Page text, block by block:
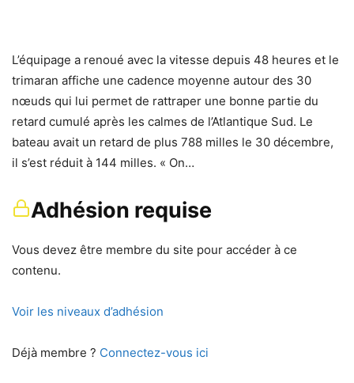
L’équipage a renoué avec la vitesse depuis 48 heures et le
trimaran affiche une cadence moyenne autour des 30
nœuds qui lui permet de rattraper une bonne partie du
retard cumulé après les calmes de l’Atlantique Sud. Le
bateau avait un retard de plus 788 milles le 30 décembre,
il s’est réduit à 144 milles. « On…
Adhésion requise
Vous devez être membre du site pour accéder à ce
contenu.
Voir les niveaux d’adhésion
Déjà membre ? Connectez-vous ici